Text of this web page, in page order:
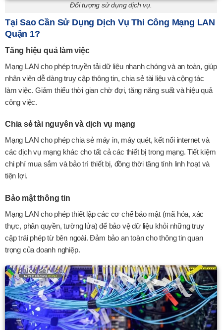
Đối tượng sử dụng dịch vụ.
Tại Sao Cần Sử Dụng Dịch Vụ Thi Công Mạng LAN
Quận 1?
Tăng hiệu quả làm việc
Mạng LAN cho phép truyền tải dữ liệu nhanh chóng và an toàn, giúp
nhân viên dễ dàng truy cập thông tin, chia sẻ tài liệu và cộng tác
làm việc. Giảm thiểu thời gian chờ đợi, tăng năng suất và hiệu quả
công việc.
Chia sẻ tài nguyên và dịch vụ mạng
Mạng LAN cho phép chia sẻ máy in, máy quét, kết nối internet và
các dịch vụ mạng khác cho tất cả các thiết bị trong mạng. Tiết kiệm
chi phí mua sắm và bảo trì thiết bị, đồng thời tăng tính linh hoạt và
tiện lợi.
Bảo mật thông tin
Mạng LAN cho phép thiết lập các cơ chế bảo mật (mã hóa, xác
thực, phân quyền, tường lửa) để bảo vệ dữ liệu khỏi những truy
cập trái phép từ bên ngoài. Đảm bảo an toàn cho thông tin quan
trọng của doanh nghiệp.